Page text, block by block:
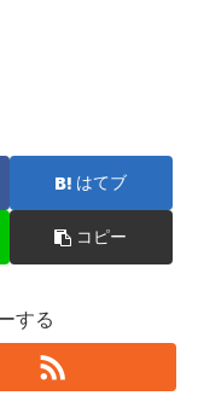
はてブ
コピー
する